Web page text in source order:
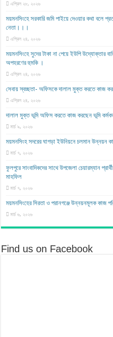
এপ্রিল ২৮, ২০২৬
ময়মনসিংহে সরকারি জমি পাইয়ে দেওয়ার কথা বলে
নেতা।।।
এপ্রিল ২৪, ২০২৬
ময়মনসিংহে সুদের টাকা না পেয়ে ইউপি উদ্যোক্তার
অপহরণের হুমকি ।
এপ্রিল ২৪, ২০২৬
সেবায় স্বচ্ছতা- অফিসকে দালাল মুক্ত করতে কাজ
এপ্রিল ২৪, ২০২৬
দালাল মুক্ত ভূমি অফিস করতে কাজ করছেন ভূমি
মার্চ ৯, ২০২৬
ময়মনসিংহ সদরের ঘাগড়া ইউনিয়নে চলমান উন্নয়ন
মার্চ ৭, ২০২৬
ফুলপুরে সাংবাদিকদের সাথে উপজেলা চেয়ারম্যান
মাহফিল
মার্চ ৭, ২০২৬
ময়মনসিংহের সিরতা ও পরানগঞ্জে উন্নয়নমূলক কাজ
মার্চ ৬, ২০২৬
Find us on Facebook